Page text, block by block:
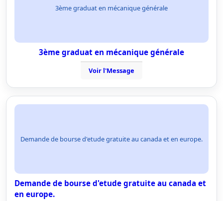
3ème graduat en mécanique générale
3ème graduat en mécanique générale
Voir l'Message
Demande de bourse d'etude gratuite au canada et en europe.
Demande de bourse d'etude gratuite au canada et
en europe.